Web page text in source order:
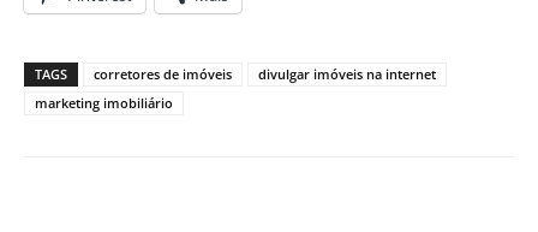
TAGS corretores de imóveis
divulgar imóveis na internet
marketing imobiliário